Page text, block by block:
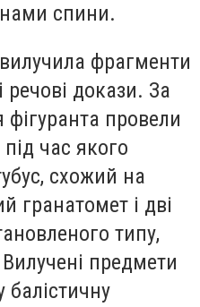
спини.
вилучила фрагменти
речові докази. За
провели
час якого
схожий на
гранатомет і дві
типу,
предмети
балістичну